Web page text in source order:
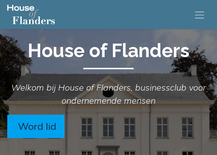
House of Flanders
Welkom bij House of Flanders, businessclub voor
ondernemende mensen
Word lid